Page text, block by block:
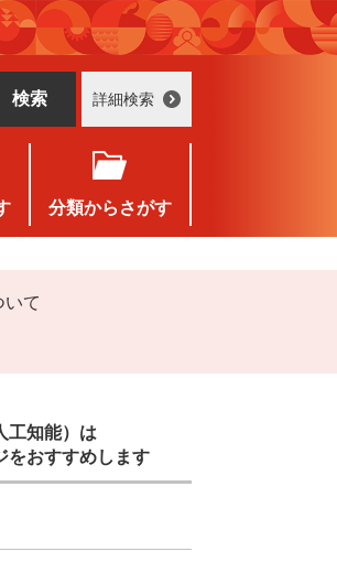
詳細検索
分類からさがす
て
工知能）は
をおすすめします